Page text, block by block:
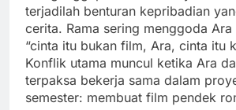
terjadilah benturan kepribadian
cerita. Rama sering menggoda
“cinta itu bukan film, Ara, cinta itu
Konflik utama muncul ketika Ara
terpaksa bekerja sama dalam
semester: membuat film pendek